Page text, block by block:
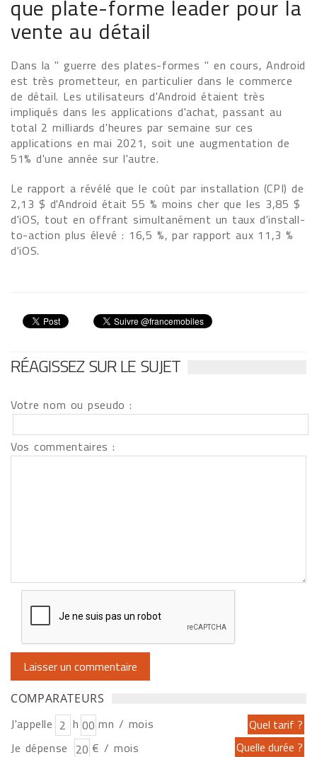
que plate-forme leader pour la
vente au détail
Dans la " guerre des plates-formes " en cours, Android
est très prometteur, en particulier dans le commerce
de détail. Les utilisateurs d'Android étaient très
impliqués dans les applications d'achat, passant au
total 2 milliards d'heures par semaine sur ces
applications en mai 2021, soit une augmentation de
51% d'une année sur l'autre.
Le rapport a révélé que le coût par installation (CPI) de
2,13 $ d'Android était 55 % moins cher que les 3,85 $
d'iOS, tout en offrant simultanément un taux d'install-
to-action plus élevé : 16,5 %, par rapport aux 11,3 %
d'iOS.
RÉAGISSEZ SUR LE SUJET
Votre nom ou pseudo :
Vos commentaires :
COMPARATEURS
J'appelle h
mn / mois
Je dépense
€ / mois